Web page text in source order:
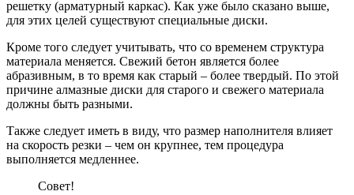
решетку (арматурный каркас). Как уже было сказано выше,
для этих целей существуют специальные диски.
Кроме того следует учитывать, что со временем структура
материала меняется. Свежий бетон является более
абразивным, в то время как старый – более твердый. По этой
причине алмазные диски для старого и свежего материала
должны быть разными.
Также следует иметь в виду, что размер наполнителя влияет
на скорость резки – чем он крупнее, тем процедура
выполняется медленнее.
Совет!